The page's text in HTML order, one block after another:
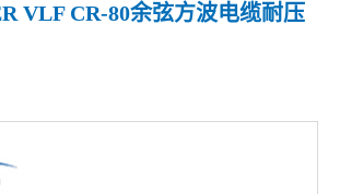
VLF CR-80余弦方波电缆耐压